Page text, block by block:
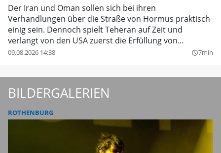
Der Iran und Oman sollen sich bei ihren
Verhandlungen über die Straße von Hormus praktisch
einig sein. Dennoch spielt Teheran auf Zeit und
verlangt von den USA zuerst die Erfüllung von
Vorleistungen.
09.08.2026 14:38 query_builder7min
BILDERGALERIEN
ROTHENBURG